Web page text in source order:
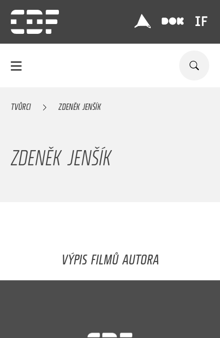
TVŮRCI ZDENĚK JENŠÍK
ZDENĚK JENŠÍK
VÝPIS FILMŮ AUTORA